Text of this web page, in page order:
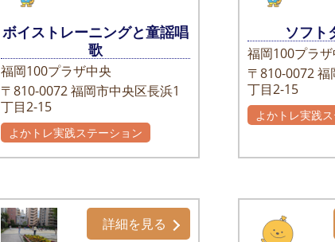
ボイストレーニングと童謡唱
歌
福岡100プラザ中央
〒810-0072福岡市中央区長浜1
丁目2-15
よかトレ実践ステーション
ソフト
福岡100プラ
〒810-0072福
丁目2-15
よかトレ実践
詳細を見る